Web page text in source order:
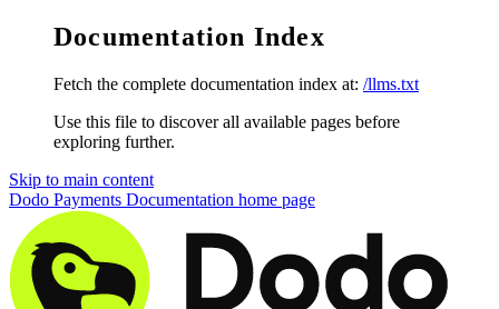
Documentation Index
Fetch the complete documentation index at: /llms.txt
Use this file to discover all available pages before
exploring further.
Skip to main content
Dodo Payments Documentation home page